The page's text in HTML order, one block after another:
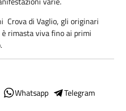
Crova di Vaglio, gli originari
rimasta viva fino ai primi
Whatsapp
Telegram